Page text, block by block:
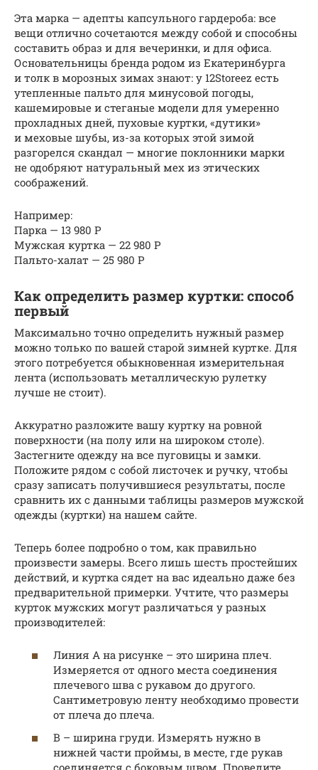
Эта марка — адепты капсульного гардероба: все
вещи отлично сочетаются между собой и способны
составить образ и для вечеринки, и для офиса.
Основательницы бренда родом из Екатеринбурга
и толк в морозных зимах знают: у 12Storeez есть
утепленные пальто для минусовой погоды,
кашемировые и стеганые модели для умеренно
прохладных дней, пуховые куртки, «дутики»
и меховые шубы, из-за которых этой зимой
разгорелся скандал — многие поклонники марки
не одобряют натуральный мех из этических
соображений.
Например:
Парка — 13 980 Р
Мужская куртка — 22 980 Р
Пальто-халат — 25 980 Р
Как определить размер куртки: способ
первый
Максимально точно определить нужный размер
можно только по вашей старой зимней куртке. Для
этого потребуется обыкновенная измерительная
лента (использовать металлическую рулетку
лучше не стоит).
Аккуратно разложите вашу куртку на ровной
поверхности (на полу или на широком столе).
Застегните одежду на все пуговицы и замки.
Положите рядом с собой листочек и ручку, чтобы
сразу записать получившиеся результаты, после
сравнить их с данными таблицы размеров мужской
одежды (куртки) на нашем сайте.
Теперь более подробно о том, как правильно
произвести замеры. Всего лишь шесть простейших
действий, и куртка сядет на вас идеально даже без
предварительной примерки. Учтите, что размеры
курток мужских могут различаться у разных
производителей:
Линия А на рисунке – это ширина плеч.
Измеряется от одного места соединения
плечевого шва с рукавом до другого.
Сантиметровую ленту необходимо провести
от плеча до плеча.
В – ширина груди. Измерять нужно в
нижней части проймы, в месте, где рукав
соединяется с боковым швом. Проведите